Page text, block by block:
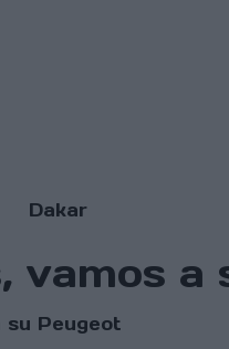
Dakar
vamos a
Peugeot